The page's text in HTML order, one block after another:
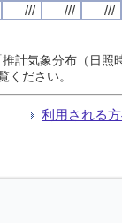
/// /// ///
計気象分布（日
ください。
利用される